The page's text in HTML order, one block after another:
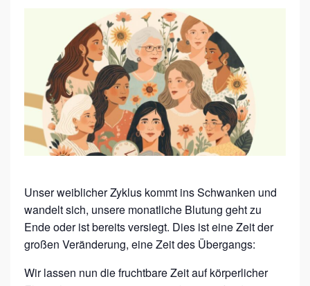
N
A
R
D
I
E
W
E
Unser weiblicher Zyklus kommt ins Schwanken und
wandelt sich, unsere monatliche Blutung geht zu
Ende oder ist bereits versiegt. Dies ist eine Zeit der
großen Veränderung, eine Zeit des Übergangs:
Wir lassen nun die fruchtbare Zeit auf körperlicher